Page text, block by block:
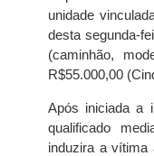
unidade
desta segunda-
(caminhão,
R$55.000,00
Após iniciada a
qualificado
induzira a vítima